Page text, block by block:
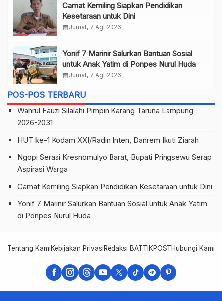
Camat Kemiling Siapkan Pendidikan
Kesetaraan untuk Dini
calendar_monthJumat, 7 Agt 2026
Yonif 7 Marinir Salurkan Bantuan Sosial
untuk Anak Yatim di Ponpes Nurul Huda
calendar_monthJumat, 7 Agt 2026
POS-POS TERBARU
Wahrul Fauzi Silalahi Pimpin Karang Taruna Lampung
2026-2031
HUT ke-1 Kodam XXI/Radin Inten, Danrem Ikuti Ziarah
Ngopi Serasi Kresnomulyo Barat, Bupati Pringsewu Serap
Aspirasi Warga
Camat Kemiling Siapkan Pendidikan Kesetaraan untuk Dini
Yonif 7 Marinir Salurkan Bantuan Sosial untuk Anak Yatim
di Ponpes Nurul Huda
Tentang KamiKebijakan PrivasiRedaksi BATTIKPOSTHubungi Kami